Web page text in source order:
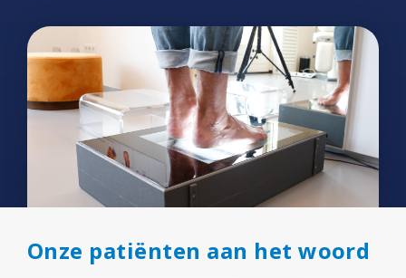
Onze patiënten aan het woord